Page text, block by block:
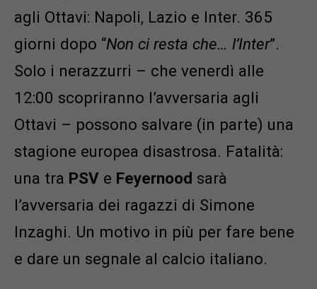
agli Ottavi: Napoli, Lazio e Inter. 365
giorni dopo “Non ci resta che… l’Inter”.
Solo i nerazzurri – che venerdì alle
12:00 scopriranno l’avversaria agli
Ottavi – possono salvare (in parte) una
stagione europea disastrosa. Fatalità:
una tra PSV e Feyernood sarà
l’avversaria dei ragazzi di Simone
Inzaghi. Un motivo in più per fare bene
e dare un segnale al calcio italiano.